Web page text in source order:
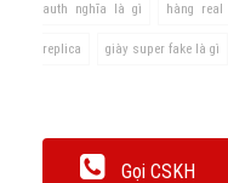
auth nghĩa là gì hàng real
replica giày super fake là gì
Gọi CSKH